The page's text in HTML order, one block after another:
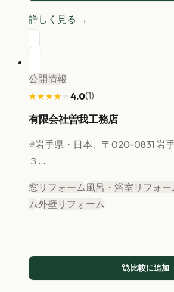
詳しく見る →
公開情報
★★★★★
★★★★★ 4.0(1)
有限会社曽我工務店
岩手県 ・日本、〒020-0831 岩
３...
窓リフォーム風呂・浴室リフォー
ム外壁リフォーム
比較に追加